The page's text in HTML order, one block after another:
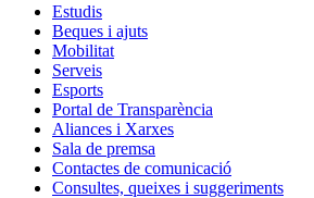
Estudis
Beques i ajuts
Mobilitat
Serveis
Esports
Portal de Transparència
Aliances i Xarxes
Sala de premsa
Contactes de comunicació
Consultes, queixes i suggeriments